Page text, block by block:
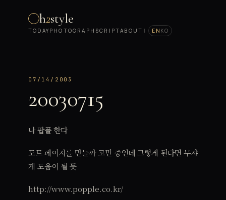
h2style
TODAY PHOTOGRAPH SCRIPTABOUT | EN KO
07/14/2003
20030715
나 팝플 한다
도트 페이지를 만들까 고민 중인데 그렇게 된다면 무쟈
게 도움이 될 듯
http://www.popple.co.kr/